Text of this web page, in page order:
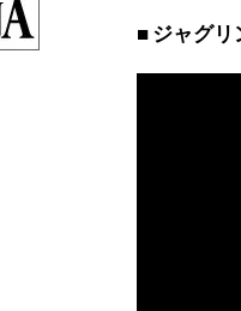
ジャグリ